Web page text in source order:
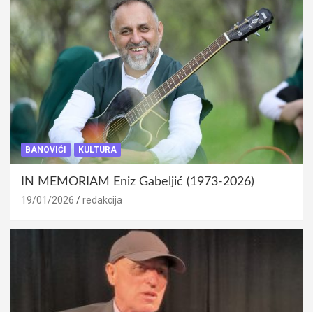
BANOVIĆI KULTURA
IN MEMORIAM Eniz Gabeljić (1973-2026)
19/01/2026 redakcija